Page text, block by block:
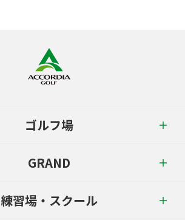
ゴルフ場
GRAND
練習場・スクール